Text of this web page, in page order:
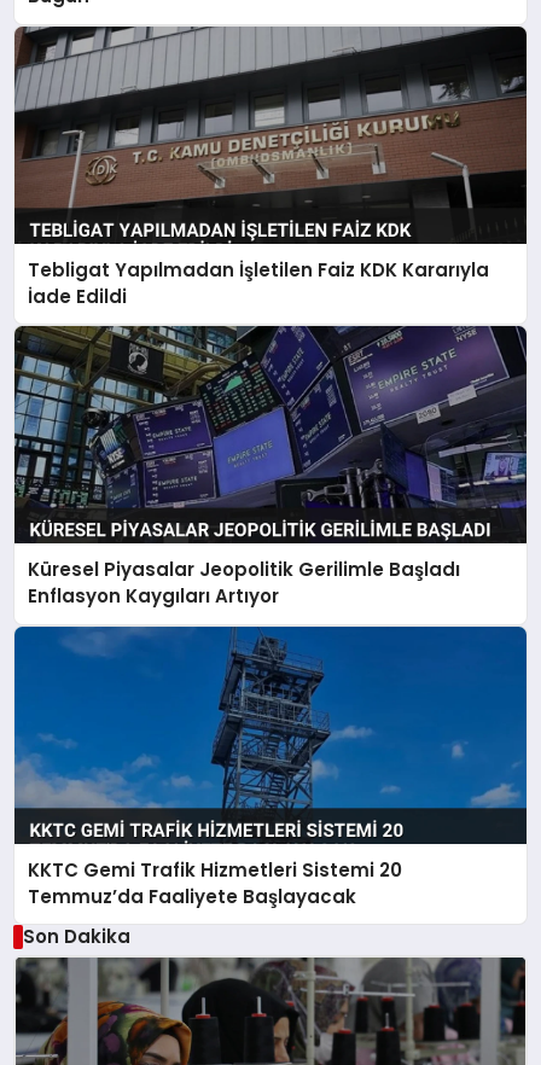
Tebligat Yapılmadan İşletilen Faiz KDK Kararıyla
İade Edildi
Küresel Piyasalar Jeopolitik Gerilimle Başladı
Enflasyon Kaygıları Artıyor
KKTC Gemi Trafik Hizmetleri Sistemi 20
Temmuz’da Faaliyete Başlayacak
Son Dakika